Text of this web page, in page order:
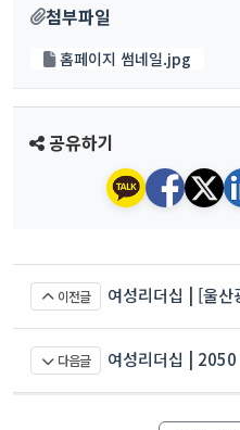
첨부파일
홈페이지 썸네일.jpg
공유하기
이전글 여성리더십 | [울산
다음글 여성리더십 |